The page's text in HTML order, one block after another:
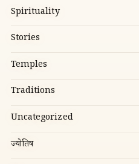
Spirituality
Stories
Temples
Traditions
Uncategorized
ज्योतिष